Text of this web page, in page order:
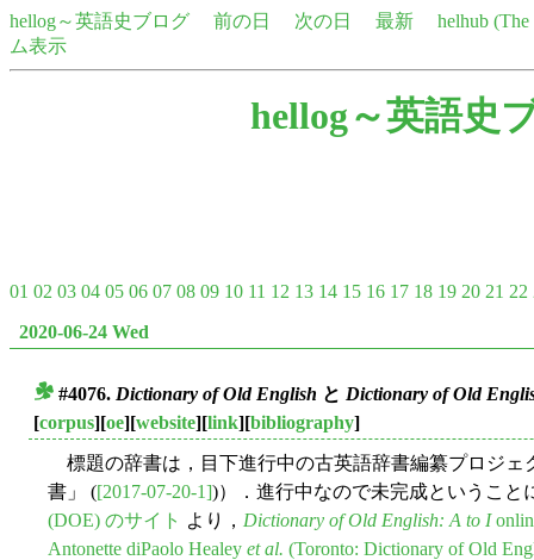
hellog～英語史ブログ 前の日 次の日 最新
helhub
ム表示
hellog～英語史
01 02 03 04 05 06 07 08 09 10 11 12 13 14 15 16 17 18 19 20 21 22
2020-06-24 Wed
#4076. Dictionary of Old English と Dictionary of Old
[corpus][oe][website][link][bibliography]
標題の辞書は，目下進行中の古英語辞書編纂プロジェ
書」 ([2017-07-20-1])）．進行中なので未完成ということ
(DOE) のサイト より， Dictionary of Old English: A to I
Antonette diPaolo Healey et al. (Toronto: Dictionary of Old